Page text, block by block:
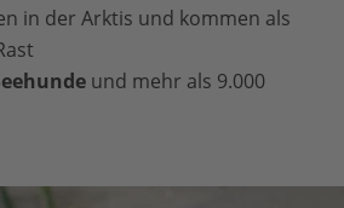
in der Arktis und kommen als
und mehr als 9.000